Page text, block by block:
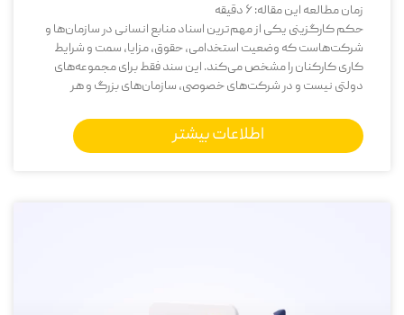
زمان مطالعه این مقاله:6 دقیقه
حکم کارگزینی یکی از مهم‌ترین اسناد منابع انسانی در سازمان‌ها و
شرکت‌هاست که وضعیت استخدامی، حقوق، مزایا، سمت و شرایط
کاری کارکنان را مشخص می‌کند. این سند فقط برای مجموعه‌های
دولتی نیست و در شرکت‌های خصوصی، سازمان‌های بزرگ و هر
اطلاعات بیشتر